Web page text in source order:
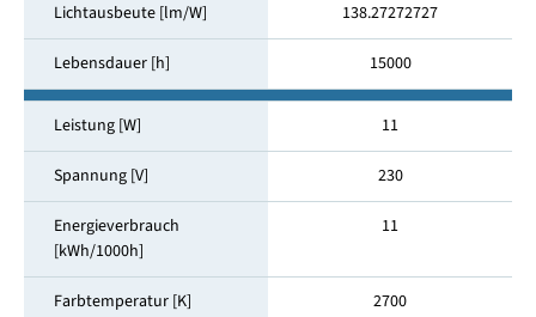
Lichtausbeute [lm/W] 138.27272727
Lebensdauer [h] 15000
Leistung [W] 11
Spannung [V] 230
Energieverbrauch
[kWh/1000h]
11
Farbtemperatur [K] 2700